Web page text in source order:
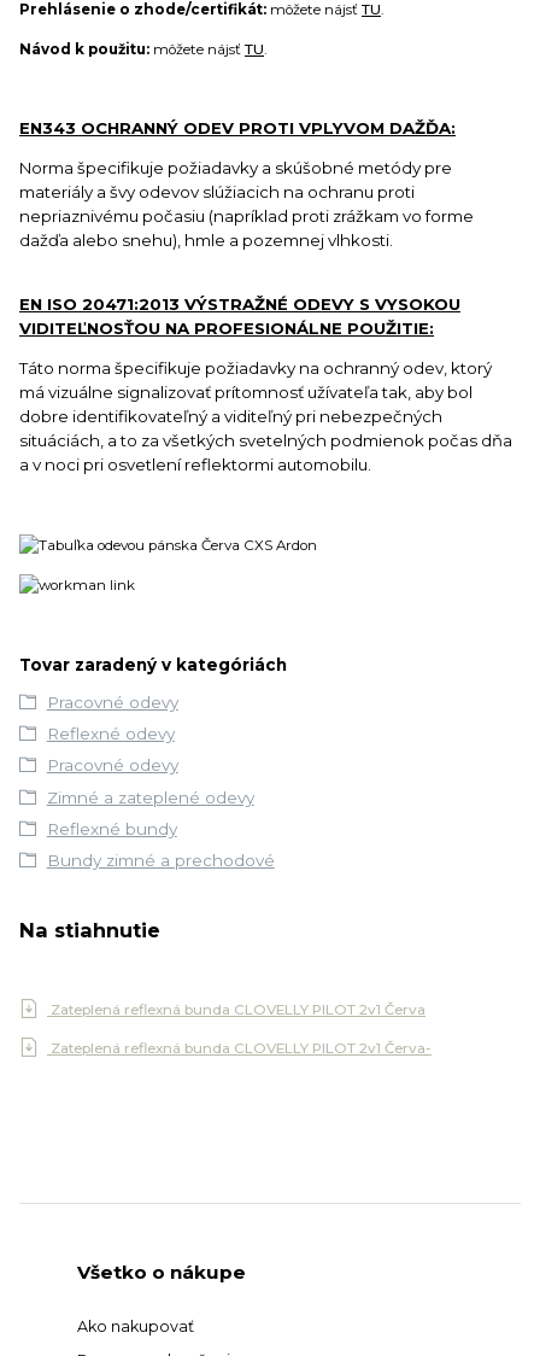
Prehlásenie o zhode/certifikát: môžete nájsť TU.
Návod k použitu: môžete nájsť TU.
EN343 OCHRANNÝ ODEV PROTI VPLYVOM DAŽĎA:
Norma špecifikuje požiadavky a skúšobné metódy pre
materiály a švy odevov slúžiacich na ochranu proti
nepriaznivému počasiu (napríklad proti zrážkam vo forme
dažďa alebo snehu), hmle a pozemnej vlhkosti.
EN ISO 20471:2013 VÝSTRAŽNÉ ODEVY S VYSOKOU
VIDITEĽNOSŤOU NA PROFESIONÁLNE POUŽITIE:
Táto norma špecifikuje požiadavky na ochranný odev, ktorý
má vizuálne signalizovať prítomnosť užívateľa tak, aby bol
dobre identifikovateľný a viditeľný pri nebezpečných
situáciách, a to za všetkých svetelných podmienok počas dňa
a v noci pri osvetlení reflektormi automobilu.
Tovar zaradený v kategóriách
Pracovné odevy
Reflexné odevy
Pracovné odevy
Zimné a zateplené odevy
Reflexné bundy
Bundy zimné a prechodové
Na stiahnutie
Zateplená reflexná bunda CLOVELLY PILOT 2v1 Červa
Zateplená reflexná bunda CLOVELLY PILOT 2v1 Červa-
Všetko o nákupe
Ako nakupovať